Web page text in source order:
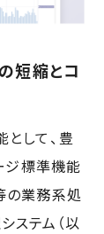
短縮とコ
して、豊
ジ標準機能
の業務系処
ステム（以